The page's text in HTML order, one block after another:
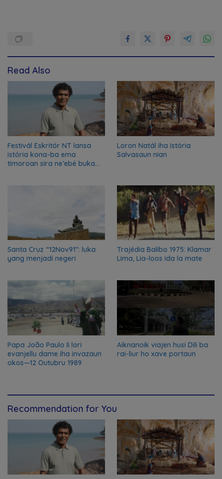
Read Also
Festivál Eskritór NT lansa
istória kona-ba ema
timoroan sira ne’ebé buka
Loron Natál iha Istória
Salvasaun nian
Santa Cruz “12Nov91”: luka
yang menjadi negeri
Trajédia Balibo 1975: Klamar
Lima, Lia-loos ida la mate
Papa João Paulo II lori
evanjellu dame iha invazaun
okos—12 Outubru 1989
Aiknanoik viajen husi Dili ba
rai-liur ho xave portaun
Recommendation for You